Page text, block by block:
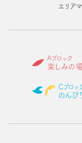
エリア
Aブロック
楽しみの
Cブロッ
のんび